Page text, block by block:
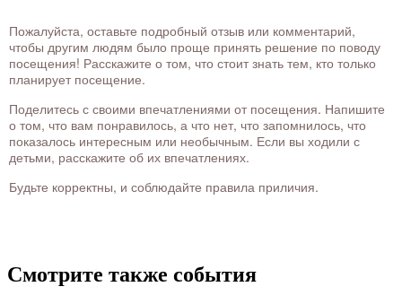
Пожалуйста, оставьте подробный отзыв или комментарий,
чтобы другим людям было проще принять решение по поводу
посещения! Расскажите о том, что стоит знать тем, кто только
планирует посещение.
Поделитесь с своими впечатлениями от посещения. Напишите
о том, что вам понравилось, а что нет, что запомнилось, что
показалось интересным или необычным. Если вы ходили с
детьми, расскажите об их впечатлениях.
Будьте корректны, и соблюдайте правила приличия.
Смотрите также события